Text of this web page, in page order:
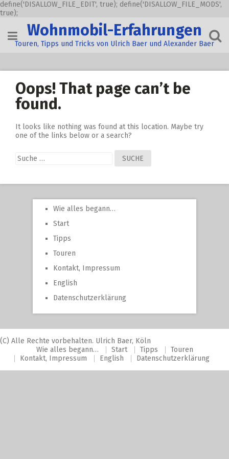
define('DISALLOW_FILE_EDIT', true); define('DISALLOW_FILE_MODS',
true);
content
Wohnmobil-Erfahrungen
Touren, Tipps und Tricks von Ulrich Baer und Alexander Baer
Oops! That page can’t be
found.
It looks like nothing was found at this location. Maybe try
one of the links below or a search?
Suche
nach:
Wie alles begann…
Start
Tipps
Touren
Kontakt, Impressum
English
Datenschutzerklärung
(C) Alle Rechte vorbehalten. Ulrich Baer, Köln
Wie alles begann…
Start Tipps
Touren
Kontakt, Impressum
English Datenschutzerklärung